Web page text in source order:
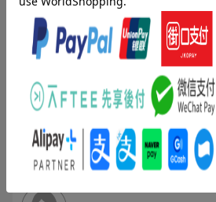
評価： 3
購入者さん
(無題)
はじめておさっか。これからをきたいした